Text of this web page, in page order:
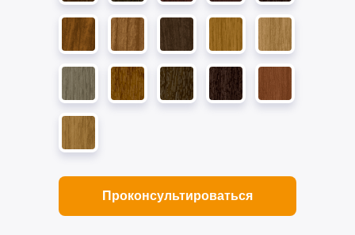
Проконсультироваться